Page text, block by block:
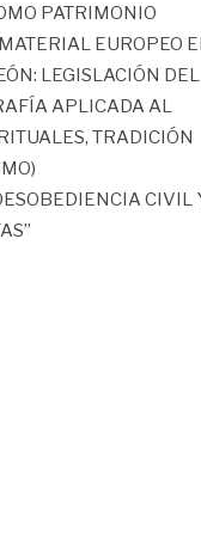
PATRIMONIO
EUROPEO
LEGISLACIÓN DEL
APLICADA AL
TRADICIÓN
CIVIL